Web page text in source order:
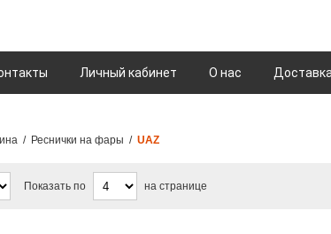
Личный кабинет О нас
/ Реснички на фары / UAZ
Показать по на странице